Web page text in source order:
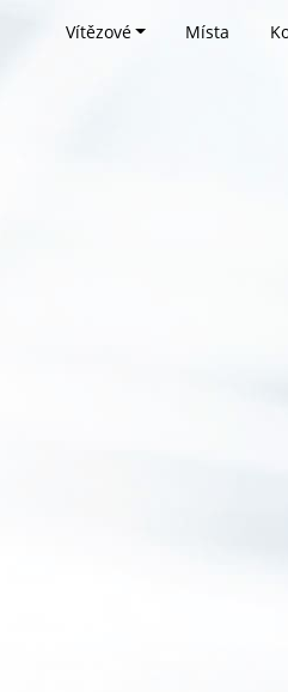
Vítězové Místa